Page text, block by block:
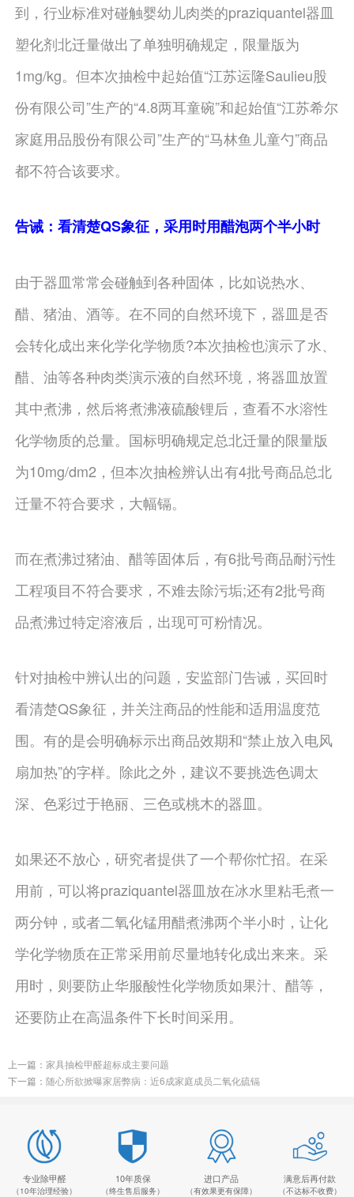
到，行业标准对碰触婴幼儿肉类的praziquantel器皿
塑化剂北迁量做出了单独明确规定，限量版为
1mg/kg。但本次抽检中起始值“江苏运隆Saulieu股
份有限公司”生产的“4.8两耳童碗”和起始值“江苏希尔
家庭用品股份有限公司”生产的“马林鱼儿童勺”商品
都不符合该要求。
告诫：看清楚QS象征，采用时用醋泡两个半小时
由于器皿常常会碰触到各种固体，比如说热水、
醋、猪油、酒等。在不同的自然环境下，器皿是否
会转化成出来化学化学物质?本次抽检也演示了水、
醋、油等各种肉类演示液的自然环境，将器皿放置
其中煮沸，然后将煮沸液硫酸锂后，查看不水溶性
化学物质的总量。国标明确规定总北迁量的限量版
为10mg/dm2，但本次抽检辨认出有4批号商品总北
迁量不符合要求，大幅镉。
而在煮沸过猪油、醋等固体后，有6批号商品耐污性
工程项目不符合要求，不难去除污垢;还有2批号商
品煮沸过特定溶液后，出现可可粉情况。
针对抽检中辨认出的问题，安监部门告诫，买回时
看清楚QS象征，并关注商品的性能和适用温度范
围。有的是会明确标示出商品效期和“禁止放入电风
扇加热”的字样。除此之外，建议不要挑选色调太
深、色彩过于艳丽、三色或桃木的器皿。
如果还不放心，研究者提供了一个帮你忙招。在采
用前，可以将praziquantel器皿放在冰水里粘毛煮一
两分钟，或者二氧化锰用醋煮沸两个半小时，让化
学化学物质在正常采用前尽量地转化成出来来。采
用时，则要防止华服酸性化学物质如果汁、醋等，
还要防止在高温条件下长时间采用。
上一篇： 家具抽检甲醛超标成主要问题
下一篇： 随心所欲掀曝家居弊病：近6成家庭成员二氧化硫镉
专业除甲醛
（10年治理经验）
10年质保
（终生售后服务）
进口产品
（有效果更有保障）
满意后再付款
（不达标不收费）